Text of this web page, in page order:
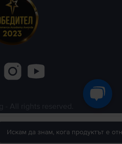
Искам да знам, кога продуктът е